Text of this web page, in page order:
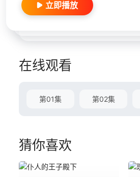
立即播放
在线观看
第01集 第02集
猜你喜欢